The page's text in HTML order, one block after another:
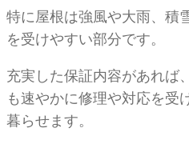
特に屋根は強風や大雨、積
を受けやすい部分です。
充実した保証内容があれば
も速やかに修理や対応を受
暮らせます。